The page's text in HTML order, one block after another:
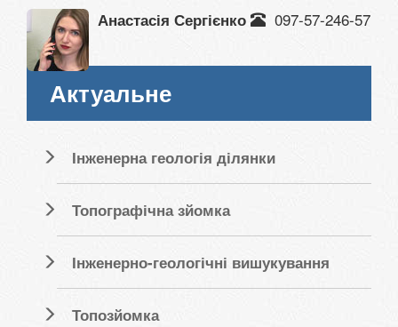
Анастасія Сергієнко 097-57-246-57
Актуальне
Інженерна геологія ділянки
Топографічна зйомка
Інженерно-геологічні вишукування
Топозйомка